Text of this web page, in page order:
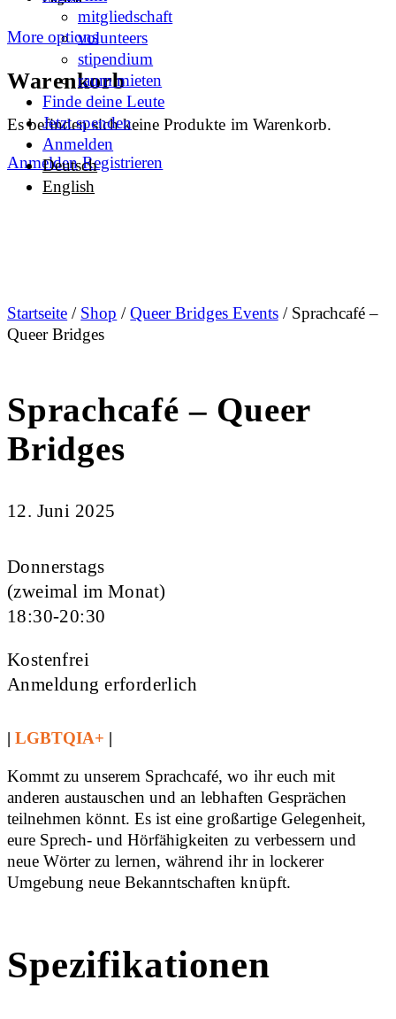
More options
Warenkorb
Es befinden sich keine Produkte im Warenkorb.
Anmelden Registrieren
mitgliedschaft
volunteers
stipendium
raum mieten
Finde deine Leute
Jetzt spenden
Anmelden
Deutsch
English
Startseite / Shop /Queer Bridges Events/ Sprachcafé –
Queer Bridges
Sprachcafé – Queer
Bridges
12. Juni 2025
Donnerstags
(zweimal im Monat)
18:30-20:30
Kostenfrei
Anmeldung erforderlich
|LGBTQIA+ |
Kommt zu unserem Sprachcafé, wo ihr euch mit
anderen austauschen und an lebhaften Gesprächen
teilnehmen könnt. Es ist eine großartige Gelegenheit,
eure Sprech- und Hörfähigkeiten zu verbessern und
neue Wörter zu lernen, während ihr in lockerer
Umgebung neue Bekanntschaften knüpft.
Spezifikationen